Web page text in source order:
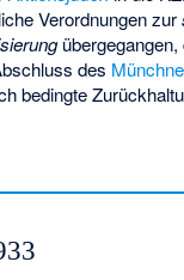
Verordnungen zur
übergegangen,
des
bedingte